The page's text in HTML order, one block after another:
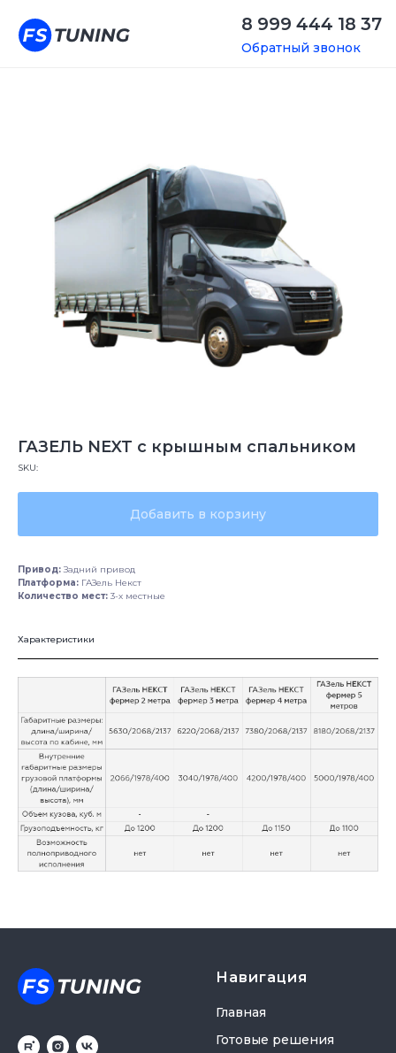
8 999 444 18 37
Обратный звонок
ГАЗЕЛЬ NEXT с крышным спальником
SKU:
Добавить в корзину
Привод: Задний привод
Платформа: ГАЗель Некст
Количество мест: 3-х местные
Характеристики
Навигация
Главная
Готовые решения